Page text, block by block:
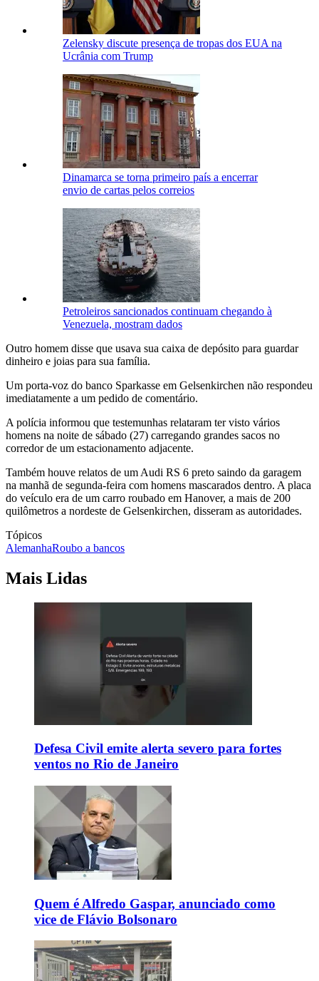
Zelensky discute presença de tropas dos EUA na
Ucrânia com Trump
Dinamarca se torna primeiro país a encerrar
envio de cartas pelos correios
Petroleiros sancionados continuam chegando à
Venezuela, mostram dados
Outro homem disse que usava sua caixa de depósito para guardar
dinheiro e joias para sua família.
Um porta-voz do banco Sparkasse em Gelsenkirchen não respondeu
imediatamente a um pedido de comentário.
A polícia informou que testemunhas relataram ter visto vários
homens na noite de sábado (27) carregando grandes sacos no
corredor de um estacionamento adjacente.
Também houve relatos de um Audi RS 6 preto saindo da garagem
na manhã de segunda-feira com homens mascarados dentro. A placa
do veículo era de um carro roubado em Hanover, a mais de 200
quilômetros a nordeste de Gelsenkirchen, disseram as autoridades.
Tópicos
AlemanhaRoubo a bancos
Mais Lidas
Defesa Civil emite alerta severo para fortes
ventos no Rio de Janeiro
Quem é Alfredo Gaspar, anunciado como
vice de Flávio Bolsonaro